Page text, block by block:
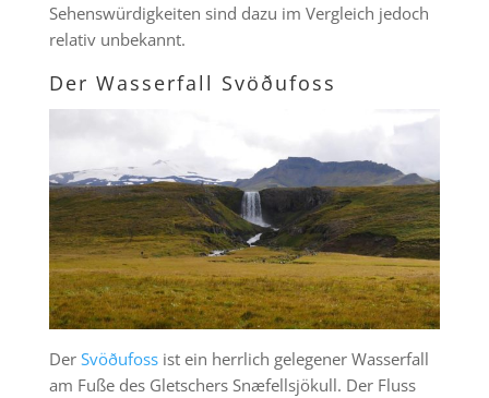
Sehenswürdigkeiten sind dazu im Vergleich jedoch
relativ unbekannt.
Der Wasserfall Svöðufoss
Der Svöðufossist ein herrlich gelegener Wasserfall
am Fuße des Gletschers Snæfellsjökull. Der Fluss